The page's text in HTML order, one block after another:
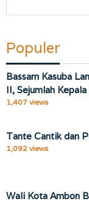
Populer
Bassam Kasuba
II, Sejumlah
1,407 views
Tante Cantik dan
1,092 views
Wali Kota Ambon